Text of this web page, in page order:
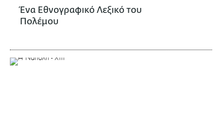
Ένα Εθνογραφικό Λεξικό του
Πολέμου